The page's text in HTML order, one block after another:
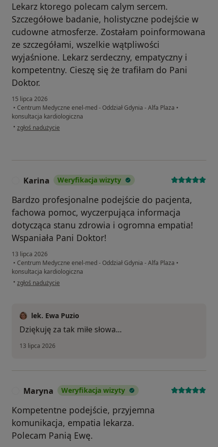
Lekarz ktorego polecam calym sercem.
Szczegółowe badanie, holistyczne podejście w
cudowne atmosferze. Zostałam poinformowana
ze szczegółami, wszelkie wątpliwości
wyjaśnione. Lekarz serdeczny, empatyczny i
kompetentny. Cieszę się że trafiłam do Pani
Doktor.
15 lipca 2026
• Centrum Medyczne enel-med - Oddział Gdynia - Alfa Plaza •
konsultacja kardiologiczna
• w opinii użytkownika Alina
zgłoś nadużycie
Karina Weryfikacja wizyty
Bardzo profesjonalne podejście do pacjenta,
fachowa pomoc, wyczerpująca informacja
dotycząca stanu zdrowia i ogromna empatia!
Wspaniała Pani Doktor!
13 lipca 2026
• Centrum Medyczne enel-med - Oddział Gdynia - Alfa Plaza •
konsultacja kardiologiczna
• w opinii użytkownika Karina
zgłoś nadużycie
lek. Ewa Puzio
Dziękuję za tak miłe słowa...
13 lipca 2026
Maryna Weryfikacja wizyty
Kompetentne podejście, przyjemna
komunikacja, empatia lekarza.
Polecam Panią Ewę.